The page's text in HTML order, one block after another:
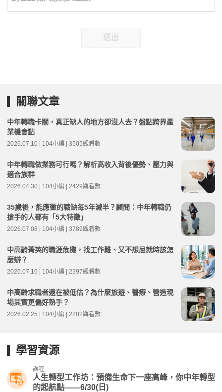
送出
關聯文章
中年轉職卡關，真正缺人的地方卻沒人去？盤點跨界產
業機會點
2026.07.10 | 104小編 | 3505觀看數
中年轉職做業務可行嗎？解析高收入背後優勢、壓力與
適合族群
2026.04.30 | 104小編 | 2429觀看數
35歲後，能應徵的職缺每5年減半？顧問：中年轉職仍
搶手的人都有「5大特徵」
2026.07.08 | 104小編 | 3789觀看數
中高齡菁英的職涯危機，找工作難、又不想屈就時該怎
麼辦？
2026.07.16 | 104小編 | 2397觀看數
中高齡求職者還在被低估？為什麼旅遊、醫療、營造現
場其實更偏好熟手？
2026.02.25 | 104小編 | 2202觀看數
學習資源
課程
人生轉型工作坊：預備生命下一座高峰，你中年轉型
的起航點——6/30(日)